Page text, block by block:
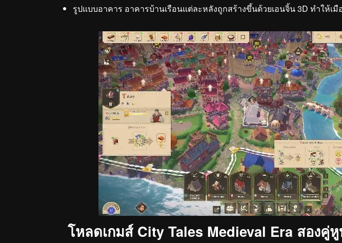
รูปแบบอาคาร อาคารบ้านเรือนแต่ละหลังถูกสร้างขึ้นด้วยเอนจิ้น 3D ทำให้เ
โหลดเกมส์ City Tales Medieval Era สองคู่